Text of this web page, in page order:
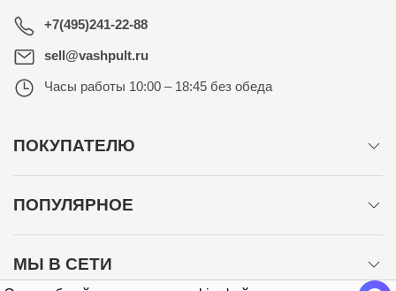
+7(495)241-22-88
sell@vashpult.ru
Часы работы 10:00 – 18:45 без обеда
ПОКУПАТЕЛЮ
ПОПУЛЯРНОЕ
МЫ В СЕТИ